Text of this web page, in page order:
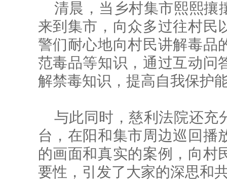
清晨，当乡村集市熙熙攘
来到集市，向众多过往村民
警们耐心地向村民讲解毒品
范毒品等知识，通过互动问
解禁毒知识，提高自我保护
与此同时，慈利法院还充
台，在阳和集市周边巡回播
的画面和真实的案例，向村
要性，引发了大家的深思和